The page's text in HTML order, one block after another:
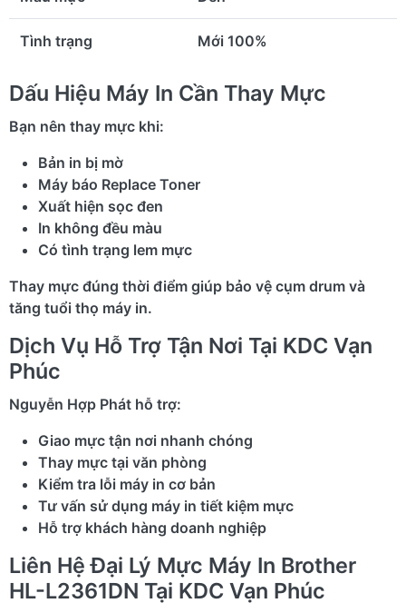
Tình trạng Mới 100%
Dấu Hiệu Máy In Cần Thay Mực
Bạn nên thay mực khi:
Bản in bị mờ
Máy báo Replace Toner
Xuất hiện sọc đen
In không đều màu
Có tình trạng lem mực
Thay mực đúng thời điểm giúp bảo vệ cụm drum và
tăng tuổi thọ máy in.
Dịch Vụ Hỗ Trợ Tận Nơi Tại KDC Vạn
Phúc
Nguyễn Hợp Phát hỗ trợ:
Giao mực tận nơi nhanh chóng
Thay mực tại văn phòng
Kiểm tra lỗi máy in cơ bản
Tư vấn sử dụng máy in tiết kiệm mực
Hỗ trợ khách hàng doanh nghiệp
Liên Hệ Đại Lý Mực Máy In Brother
HL-L2361DN Tại KDC Vạn Phúc